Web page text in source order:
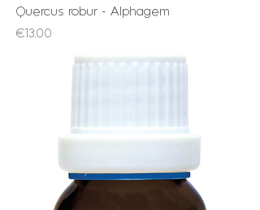
Quercus robur - Alphagem
Price
€13.00